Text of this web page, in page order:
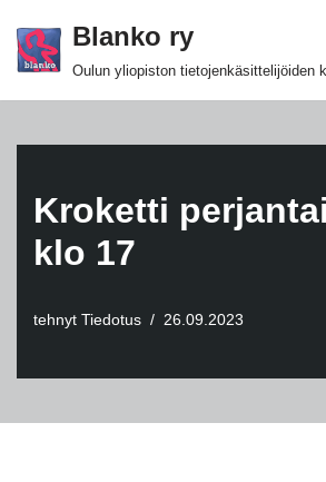
Siirry
Blanko ry
Oulun yliopiston tietojenkäsittelijöiden
Kroketti
klo 17
tehnyt Tiedotus 26.09.2023